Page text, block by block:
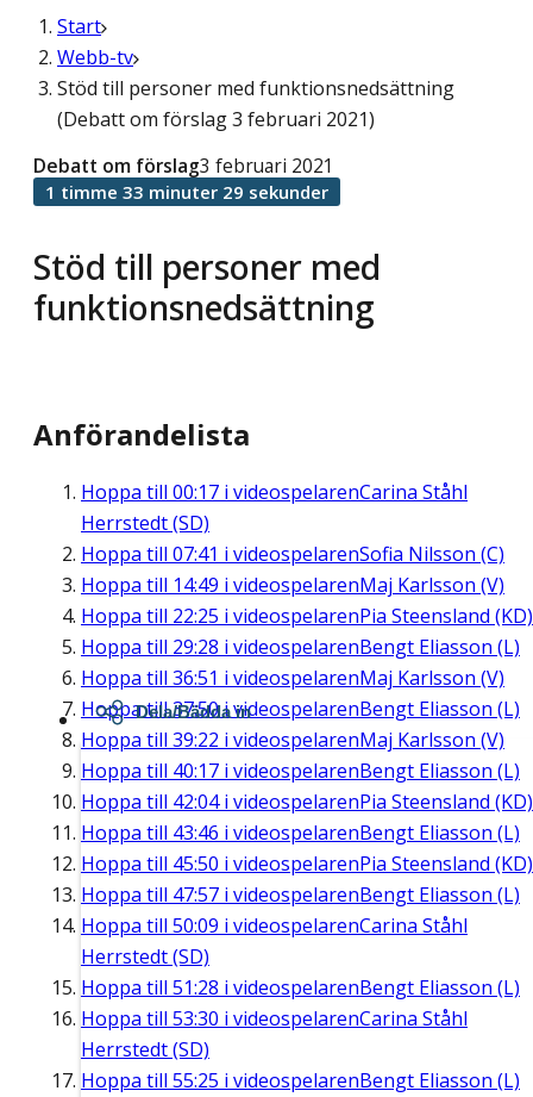
Start
Webb-tv
Stöd till personer med funktionsnedsättning
(Debatt om förslag 3 februari 2021)
Stöd till personer med
funktionsnedsättning
Debatt om förslag3 februari 2021
1 timme 33 minuter 29 sekunder
Anförandelista
Hoppa till 00:17 i videospelarenCarina Ståhl
Herrstedt (SD)
Hoppa till 07:41 i videospelarenSofia Nilsson (C)
Hoppa till 14:49 i videospelarenMaj Karlsson (V)
Hoppa till 22:25 i videospelarenPia Steensland (KD)
Hoppa till 29:28 i videospelarenBengt Eliasson (L)
Hoppa till 36:51 i videospelarenMaj Karlsson (V)
Hoppa till37:50i videospelarenBengt Eliasson (L)
Hoppa till 39:22 i videospelarenMaj Karlsson (V)
Hoppa till 40:17 i videospelarenBengt Eliasson (L)
Hoppa till 42:04i videospelarenPia Steensland (KD)
Hoppa till 43:46 i videospelarenBengt Eliasson (L)
Hoppa till 45:50 i videospelarenPia Steensland (KD)
Hoppa till 47:57 i videospelarenBengt Eliasson (L)
Hoppa till 50:09 i videospelarenCarina Ståhl
Herrstedt (SD)
Hoppa till 51:28 i videospelarenBengt Eliasson (L)
Hoppa till 53:30 i videospelarenCarina Ståhl
Herrstedt (SD)
Hoppa till 55:25 i videospelarenBengt Eliasson (L)
Dela/Bädda in